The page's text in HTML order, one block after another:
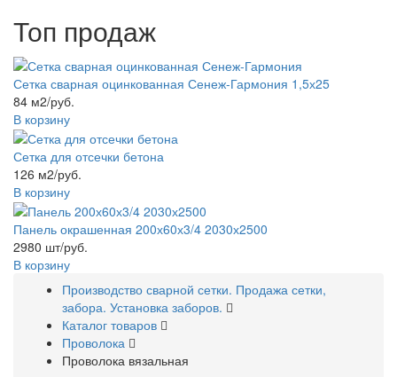
Топ продаж
Сетка сварная оцинкованная Сенеж-Гармония 1,5х25
84 м2/руб.
В корзину
Сетка для отсечки бетона
126 м2/руб.
В корзину
Панель окрашенная 200х60х3/4 2030х2500
2980 шт/руб.
В корзину
Производство сварной сетки. Продажа сетки,
забора. Установка заборов.
Каталог товаров
Проволока
Проволока вязальная